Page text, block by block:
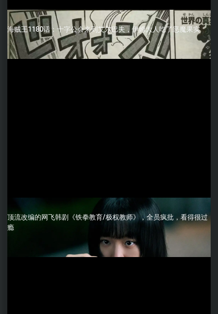
海贼王1180话：十字公会来到艾尔巴夫，伊姆大人吃了恶魔果实
顶流改编的网飞韩剧《铁拳教育/极权教师》，全员疯批，看得很过
瘾